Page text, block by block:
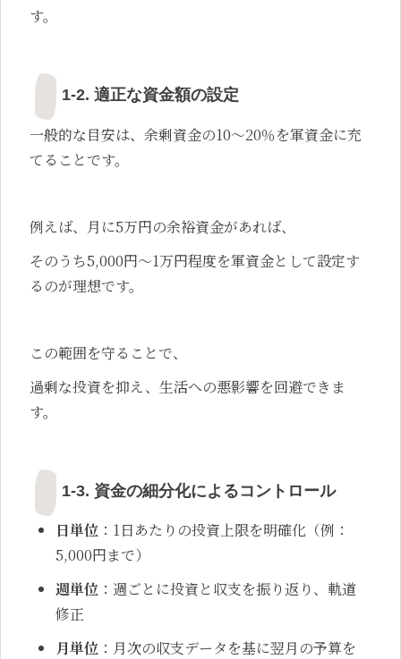
す。
1-2. 適正な資金額の設定
一般的な目安は、余剰資金の10〜20％を軍資金に充
てることです。
例えば、月に5万円の余裕資金があれば、
そのうち5,000円〜1万円程度を軍資金として設定す
るのが理想です。
この範囲を守ることで、
過剰な投資を抑え、生活への悪影響を回避できま
す。
1-3. 資金の細分化によるコントロール
日単位 ：1日あたりの投資上限を明確化（例：
5,000円まで）
週単位 ：週ごとに投資と収支を振り返り、軌道
修正
月単位 ：月次の収支データを基に翌月の予算を